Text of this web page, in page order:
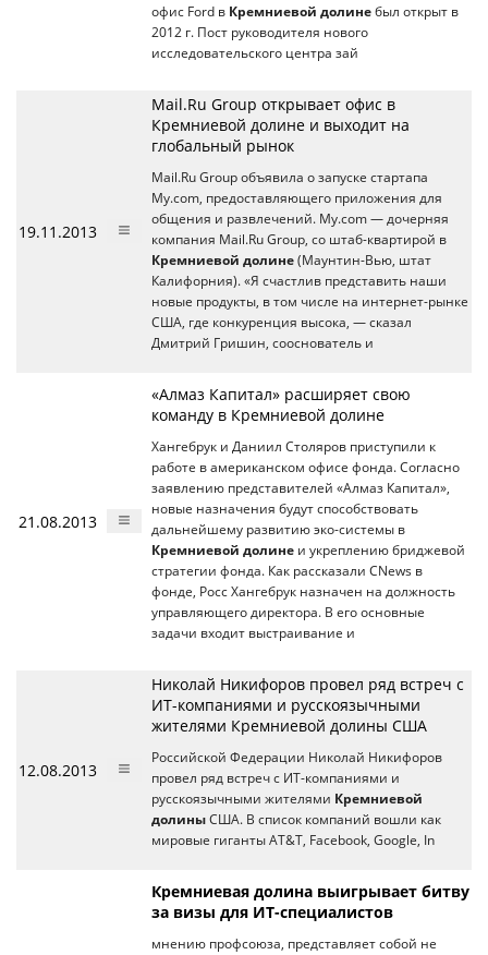
офис Ford в Кремниевой долине был открыт в
2012 г. Пост руководителя нового
исследовательского центра зай
19.11.2013
Mail.Ru Group открывает офис в
Кремниевой долине и выходит на
глобальный рынок
Mail.Ru Group объявила о запуске стартапа
My.com, предоставляющего приложения для
общения и развлечений. My.com — дочерняя
компания Mail.Ru Group, со штаб-квартирой в
Кремниевой долине (Маунтин-Вью, штат
Калифорния). «Я счастлив представить наши
новые продукты, в том числе на интернет-рынке
США, где конкуренция высока, — сказал
Дмитрий Гришин, сооснователь и
21.08.2013
«Алмаз Капитал» расширяет свою
команду в Кремниевой долине
Хангебрук и Даниил Столяров приступили к
работе в американском офисе фонда. Согласно
заявлению представителей «Алмаз Капитал»,
новые назначения будут способствовать
дальнейшему развитию эко-системы в
Кремниевой долине и укреплению бриджевой
стратегии фонда. Как рассказали CNews в
фонде, Росс Хангебрук назначен на должность
управляющего директора. В его основные
задачи входит выстраивание и
12.08.2013
Николай Никифоров провел ряд встреч с
ИТ-компаниями и русскоязычными
жителями Кремниевой долины США
Российской Федерации Николай Никифоров
провел ряд встреч с ИТ-компаниями и
русскоязычными жителями Кремниевой
долины США. В список компаний вошли как
мировые гиганты AT&T, Facebook, Google, In
Кремниевая долина выигрывает битву
за визы для ИТ-специалистов
мнению профсоюза, представляет собой не